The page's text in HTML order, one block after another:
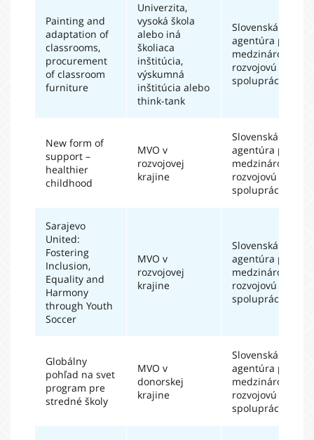
Painting and
adaptation of
classrooms,
procurement
of classroom
furniture
Univerzita,
vysoká škola
alebo iná
školiaca
inštitúcia,
výskumná
inštitúcia alebo
think-tank
Slovenská
agentúra pre
medzinárodnú
rozvojovú
spoluprácu
New form of
support –
healthier
childhood
MVO v
rozvojovej
krajine
Slovenská
agentúra pre
medzinárodnú
rozvojovú
spoluprácu
Sarajevo
United:
Fostering
Inclusion,
Equality and
Harmony
through Youth
Soccer
MVO v
rozvojovej
krajine
Slovenská
agentúra pre
medzinárodnú
rozvojovú
spoluprácu
Globálny
pohľad na svet
program pre
stredné školy
MVO v
donorskej
krajine
Slovenská
agentúra pre
medzinárodnú
rozvojovú
spoluprácu